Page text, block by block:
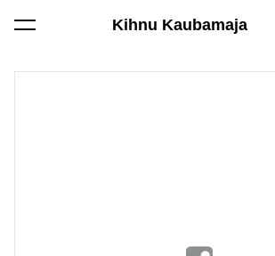
Kihnu Kaubamaja
lisati ostukorvi. Vaata ostukorvi